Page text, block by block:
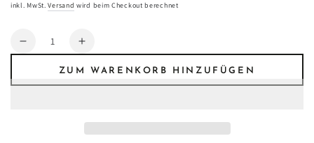
inkl. MwSt.Versand wird beim Checkout berechnet
Anzahl
Verringere
Menge
Erhöhe
Menge
Aster
dumosus
ZUM WARENKORB HINZUFÜGEN